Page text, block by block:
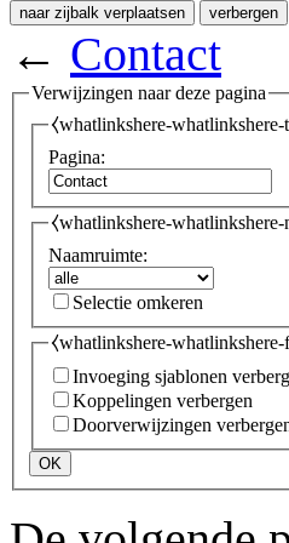
naar zijbalk verplaatsen verbergen
← Contact
Verwijzingen naar deze pagina
⧼whatlinkshere-whatlinkshere-
Pagina:
⧼whatlinkshere-whatlinkshere-
Naamruimte:
Selectie omkeren
⧼whatlinkshere-
Invoeging sjablonen
Koppelingen verbergen
Doorverwijzingen
OK